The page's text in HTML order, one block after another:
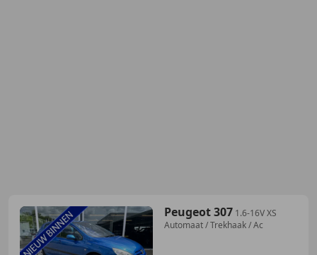
Peugeot 307 1.6-16V XS
Automaat / Trekhaak / Ac